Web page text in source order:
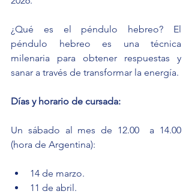
¿Qué es el péndulo hebreo? El
péndulo hebreo es una técnica
milenaria para obtener respuestas y
sanar a través de transformar la energía.
Días y horario de cursada:
Un sábado al mes de 12.00  a 14.00
(hora de Argentina):
14 de marzo.
11 de abril.